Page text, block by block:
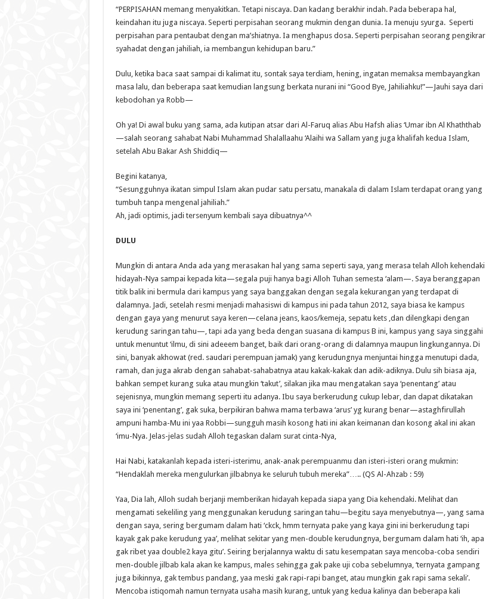
“PERPISAHAN memang menyakitkan. Tetapi niscaya. Dan kadang berakhir indah. Pada beberapa hal,
keindahan itu juga niscaya. Seperti perpisahan seorang mukmin dengan dunia. Ia menuju syurga. Seperti
perpisahan para pentaubat dengan ma’shiatnya. Ia menghapus dosa. Seperti perpisahan seorang pengikrar
syahadat dengan jahiliah, ia membangun kehidupan baru.”
Dulu, ketika baca saat sampai di kalimat itu, sontak saya terdiam, hening, ingatan memaksa membayangkan
masa lalu, dan beberapa saat kemudian langsung berkata nurani ini “Good Bye, Jahiliahku!”—Jauhi saya dari
kebodohan ya Robb—
Oh ya! Di awal buku yang sama, ada kutipan atsar dari Al-Faruq alias Abu Hafsh alias ‘Umar ibn Al Khaththab
—salah seorang sahabat Nabi Muhammad Shalallaahu ‘Alaihi wa Sallam yang juga khalifah kedua Islam,
setelah Abu Bakar Ash Shiddiq—
Begini katanya,
“Sesungguhnya ikatan simpul Islam akan pudar satu persatu, manakala di dalam Islam terdapat orang yang
tumbuh tanpa mengenal jahiliah.”
Ah, jadi optimis, jadi tersenyum kembali saya dibuatnya^^
DULU
Mungkin di antara Anda ada yang merasakan hal yang sama seperti saya, yang merasa telah Alloh kehendaki
hidayah-Nya sampai kepada kita—segala puji hanya bagi Alloh Tuhan semesta ‘alam—. Saya beranggapan
titik balik ini bermula dari kampus yang saya banggakan dengan segala kekurangan yang terdapat di
dalamnya. Jadi, setelah resmi menjadi mahasiswi di kampus ini pada tahun 2012, saya biasa ke kampus
dengan gaya yang menurut saya keren—celana jeans, kaos/kemeja, sepatu kets ,dan dilengkapi dengan
kerudung saringan tahu—, tapi ada yang beda dengan suasana di kampus B ini, kampus yang saya singgahi
untuk menuntut ‘ilmu, di sini adeeem banget, baik dari orang-orang di dalamnya maupun lingkungannya. Di
sini, banyak akhowat (red. saudari perempuan jamak) yang kerudungnya menjuntai hingga menutupi dada,
ramah, dan juga akrab dengan sahabat-sahabatnya atau kakak-kakak dan adik-adiknya. Dulu sih biasa aja,
bahkan sempet kurang suka atau mungkin ‘takut’, silakan jika mau mengatakan saya ‘penentang’ atau
sejenisnya, mungkin memang seperti itu adanya. Ibu saya berkerudung cukup lebar, dan dapat dikatakan
saya ini ‘penentang’, gak suka, berpikiran bahwa mama terbawa ‘arus’ yg kurang benar—astaghfirullah
ampuni hamba-Mu ini yaa Robbi—sungguh masih kosong hati ini akan keimanan dan kosong akal ini akan
‘imu-Nya. Jelas-jelas sudah Alloh tegaskan dalam surat cinta-Nya,
Hai Nabi, katakanlah kepada isteri-isterimu, anak-anak perempuanmu dan isteri-isteri orang mukmin:
“Hendaklah mereka mengulurkan jilbabnya ke seluruh tubuh mereka”….. (QS Al-Ahzab : 59)
Yaa, Dia lah, Alloh sudah berjanji memberikan hidayah kepada siapa yang Dia kehendaki. Melihat dan
mengamati sekeliling yang menggunakan kerudung saringan tahu—begitu saya menyebutnya—, yang sama
dengan saya, sering bergumam dalam hati ‘ckck, hmm ternyata pake yang kaya gini ini berkerudung tapi
kayak gak pake kerudung yaa’, melihat sekitar yang men-double kerudungnya, bergumam dalam hati ‘ih, apa
gak ribet yaa double2 kaya gitu’. Seiring berjalannya waktu di satu kesempatan saya mencoba-coba sendiri
men-double jilbab kala akan ke kampus, males sehingga gak pake uji coba sebelumnya, ‘ternyata gampang
juga bikinnya, gak tembus pandang, yaa meski gak rapi-rapi banget, atau mungkin gak rapi sama sekali’.
Mencoba istiqomah namun ternyata usaha masih kurang, untuk yang kedua kalinya dan beberapa kali